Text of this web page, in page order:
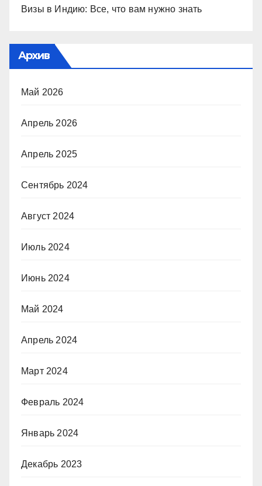
Визы в Индию: Все, что вам нужно знать
Архив
Май 2026
Апрель 2026
Апрель 2025
Сентябрь 2024
Август 2024
Июль 2024
Июнь 2024
Май 2024
Апрель 2024
Март 2024
Февраль 2024
Январь 2024
Декабрь 2023